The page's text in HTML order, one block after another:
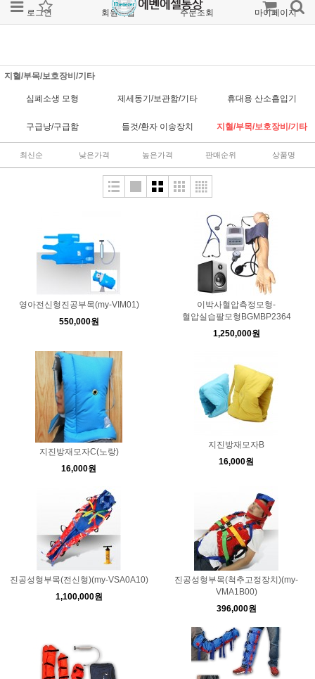
로그인 회원가입 주문조회 마이페이지
지혈/부목/보호장비/기타
심폐소생 모형 제세동기/보관함/기타 휴대용 산소흡입기
구급낭/구급함 들것/환자 이송장치 지혈/부목/보호장비/기타
최신순 낮은가격 높은가격 판매순위 상품명
영아전신형진공부목(my-VIM01)
550,000원
이박사혈압측정모형-
혈압실습팔모형BGMBP2364
1,250,000원
지진방재모자C(노랑)
16,000원
지진방재모자B
16,000원
진공성형부목(전신형)(my-VSA0A10)
1,100,000원
진공성형부목(척추고정장치)(my-
VMA1B00)
396,000원